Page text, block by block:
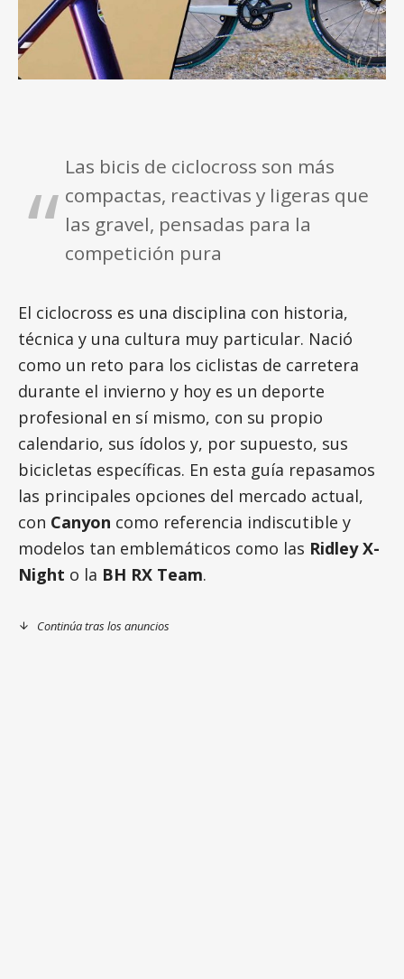
Las bicis de ciclocross son más
compactas, reactivas y ligeras que
las gravel, pensadas para la
competición pura
El ciclocross es una disciplina con historia,
técnica y una cultura muy particular. Nació
como un reto para los ciclistas de carretera
durante el invierno y hoy es un deporte
profesional en sí mismo, con su propio
calendario, sus ídolos y, por supuesto, sus
bicicletas específicas. En esta guía repasamos
las principales opciones del mercado actual,
con Canyon como referencia indiscutible y
modelos tan emblemáticos como las Ridley X-
Night o la BH RX Team.
Continúa tras los anuncios